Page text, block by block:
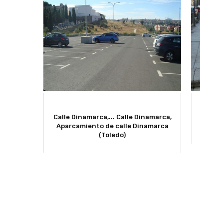
Calle Dinamarca,... Calle Dinamarca,
Aparcamiento de calle Dinamarca
(Toledo)